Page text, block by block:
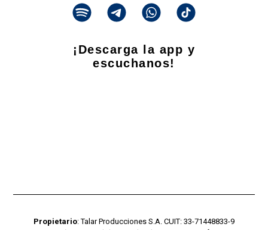
¡Descarga la app y
escuchanos!
Propietario: Talar Producciones S.A. CUIT: 33-71448833-9